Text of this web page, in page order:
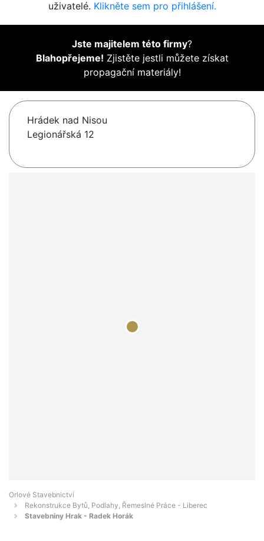
uživatelé. Klikněte sem pro přihlášení.
Jste majitelem této firmy?
Blahopřejeme! Zjistěte jestli můžete získat
propagační materiály!
Hrádek nad Nisou
Legionářská 12
Orlové Stavebnictví
Rekonstrukce Bytů, Podlahy, Řemeslné Práce - Liberec
Stavebniny Hrak - Radek Horák